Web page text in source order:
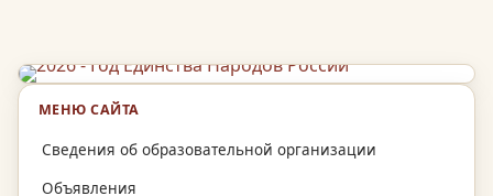
МЕНЮ САЙТА
Сведения об образовательной организации
Объявления